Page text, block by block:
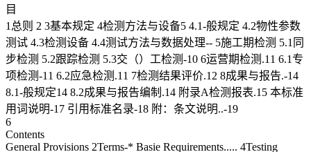
目
1总则 2 3基本规定 4检测方法与设备5 4.1-般规定 4.2物性参数
测试 4.3检测设备 4.4测试方法与数据处理-- 5施工期检测 5.1同
步检测 5.2跟踪检测 5.3交（）工检测-10 6运营期检测.11 6.1专
项检测-11 6.2应急检测.11 7检测结果评价.12 8成果与报告.-14
8.1-般规定14 8.2成果与报告编制.14 附录A检测报表.15 本标准
用词说明-17 引用标准名录-18 附：条文说明..-19
6
Contents
General Provisions 2Terms-* Basie Requirements..... 4Testing